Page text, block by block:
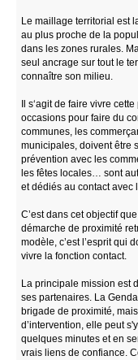
Le maillage territorial est
au plus proche de la
dans les zones rurales.
seul ancrage sur tout le
connaître son milieu.
Il s‘agit de faire vivre
occasions pour faire du
communes, les
municipales, doivent être
prévention avec les
les fêtes locales… sont
et dédiés au contact avec
C’est dans cet objectif
démarche de proximité
modèle, c’est l’esprit qui
vivre la fonction contact.
La principale mission est
ses partenaires. La
brigade de proximité,
d’intervention, elle peut
quelques minutes et en
vrais liens de confiance.